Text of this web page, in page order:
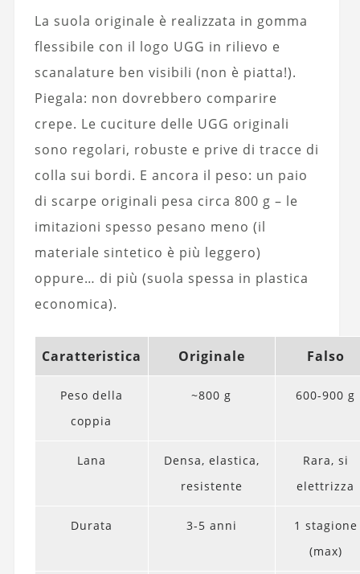
La suola originale è realizzata in gomma
flessibile con il logo UGG in rilievo e
scanalature ben visibili (non è piatta!).
Piegala: non dovrebbero comparire
crepe. Le cuciture delle UGG originali
sono regolari, robuste e prive di tracce di
colla sui bordi. E ancora il peso: un paio
di scarpe originali pesa circa 800 g – le
imitazioni spesso pesano meno (il
materiale sintetico è più leggero)
oppure… di più (suola spessa in plastica
economica).
Caratteristica Originale Falso
Peso della
coppia
~800 g 600-900 g
Lana
Densa, elastica,
resistente
Rara, si
elettrizza
Durata 3-5 anni
1 stagione
(max)